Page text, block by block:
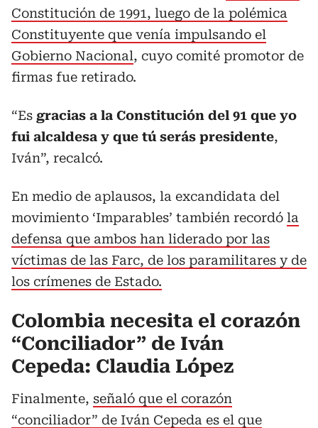
Constitución de 1991, luego de la polémica
Constituyente que venía impulsando el
Gobierno Nacional, cuyo comité promotor de
firmas fue retirado.
“Es gracias a la Constitución del 91 que yo
fui alcaldesa y que tú serás presidente,
Iván”, recalcó.
En medio de aplausos, la excandidata del
movimiento ‘Imparables’ también recordó la
defensa que ambos han liderado por las
víctimas de las Farc, de los paramilitares y de
los crímenes de Estado.
Colombia necesita el corazón
“Conciliador” de Iván
Cepeda: Claudia López
Finalmente, señaló que el corazón
“conciliador” de Iván Cepeda es el que